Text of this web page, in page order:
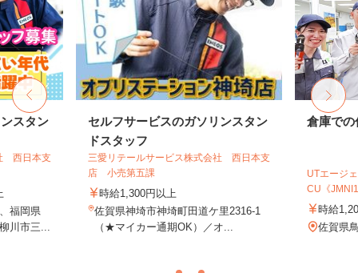
スタン
西日本支
福岡県
川市三...
セルフサービスのガソリンスタン
ドスタッフ
三愛リテールサービス株式会社 西日本支
店 小売第五課
時給1,300円以上
佐賀県神埼市神埼町田道ケ里2316-1
（★マイカー通期OK）／オ...
倉庫での
UTエージ
CU《
時給
佐賀県